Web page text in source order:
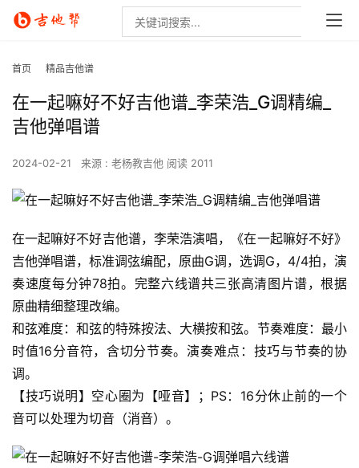
首页 精品吉他谱
在一起嘛好不好吉他谱_李荣浩_G调精编_
吉他弹唱谱
2024-02-21 来源 : 老杨教吉他 阅读 2011
在一起嘛好不好吉他谱，李荣浩演唱，《在一起嘛好不好》
吉他弹唱谱，标准调弦编配，原曲G调，选调G，4/4拍，演
奏速度每分钟78拍。完整六线谱共三张高清图片谱，根据
原曲精细整理改编。
和弦难度：和弦的特殊按法、大横按和弦。节奏难度：最小
时值16分音符，含切分节奏。演奏难点：技巧与节奏的协
调。
【技巧说明】空心圈为【哑音】；PS：16分休止前的一个
音可以处理为切音（消音）。